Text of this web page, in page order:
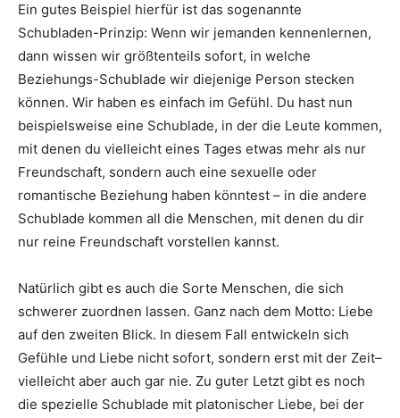
Ein gutes Beispiel hierfür ist das sogenannte
Schubladen-Prinzip: Wenn wir jemanden kennenlernen,
dann wissen wir größtenteils sofort, in welche
Beziehungs-Schublade wir diejenige Person stecken
können. Wir haben es einfach im Gefühl. Du hast nun
beispielsweise eine Schublade, in der die Leute kommen,
mit denen du vielleicht eines Tages etwas mehr als nur
Freundschaft, sondern auch eine sexuelle oder
romantische Beziehung haben könntest – in die andere
Schublade kommen all die Menschen, mit denen du dir
nur reine Freundschaft vorstellen kannst.
Natürlich gibt es auch die Sorte Menschen, die sich
schwerer zuordnen lassen. Ganz nach dem Motto: Liebe
auf den zweiten Blick. In diesem Fall entwickeln sich
Gefühle und Liebe nicht sofort, sondern erst mit der Zeit–
vielleicht aber auch gar nie. Zu guter Letzt gibt es noch
die spezielle Schublade mit platonischer Liebe, bei der